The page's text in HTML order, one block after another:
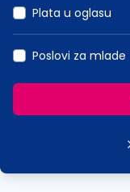
Plata u oglasu
Poslovi za mlade